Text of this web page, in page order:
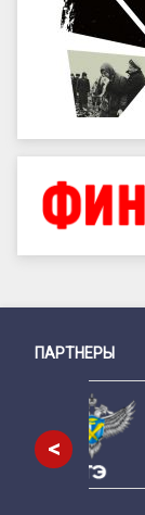
Снизу
ПАРТНЕРЫ
<